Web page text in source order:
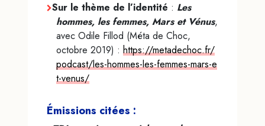
Sur le thème de l’identité : Les
hommes, les femmes, Mars et Vénus,
avec Odile Fillod (Méta de Choc,
octobre 2019) : https://metadechoc.fr/
podcast/les-hommes-les-femmes-mars-e
t-venus/
Émissions citées :